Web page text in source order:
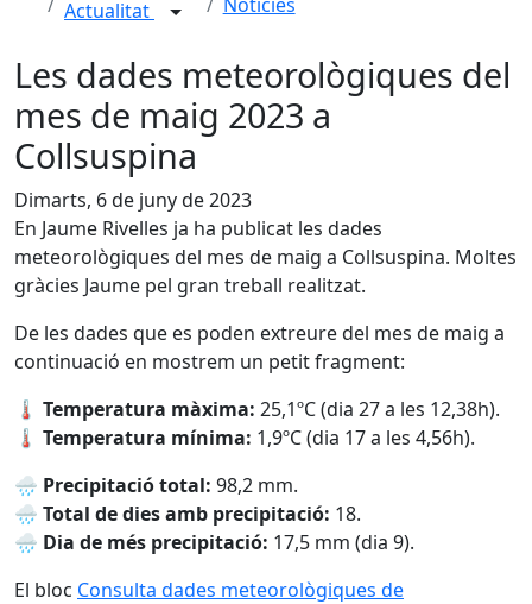
Actualitat
Les dades meteorològiques del
mes de maig 2023 a
Collsuspina
Dimarts, 6 de juny de 2023
En Jaume Rivelles ja ha publicat les dades
meteorològiques del mes de maig a Collsuspina. Moltes
gràcies Jaume pel gran treball realitzat.
De les dades que es poden extreure del mes de maig a
continuació en mostrem un petit fragment:
🌡 Temperatura màxima: 25,1ºC (dia 27 a les 12,38h).
🌡 Temperatura mínima: 1,9ºC (dia 17 a les 4,56h).
🌧 Precipitació total: 98,2 mm.
🌧 Total de dies amb precipitació: 18.
🌧 Dia de més precipitació: 17,5 mm (dia 9).
El bloc Consulta dades meteorològiques de